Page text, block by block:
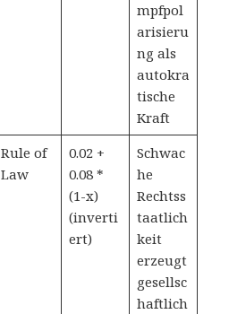
mpfpol
arisieru
ng als
autokra
tische
Kraft
Rule of
Law
0.02 +
0.08 *
(1-x)
(inverti
ert)
Schwac
he
Rechtss
taatlich
keit
erzeugt
gesellsc
haftlich